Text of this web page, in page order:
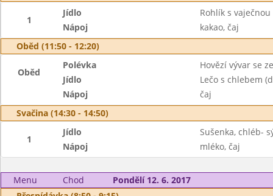
1
Jídlo
Rohlík s
Nápoj
kakao, čaj
Oběd (11:50 - 12:20)
Oběd
Polévka
Hovězí vývar se
Jídlo
Lečo s chlebem
Nápoj
čaj
Svačina (14:30 - 14:50)
1
Jídlo
Sušenka, chléb-
Nápoj
mléko, čaj
Menu Chod
Pondělí 12. 6. 2017